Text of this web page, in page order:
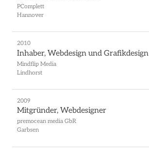
PComplett
Hannover
2010
Inhaber, Webdesign und Grafikdesign
Mindflip Media
Lindhorst
2009
Mitgründer, Webdesigner
premocean media GbR
Garbsen